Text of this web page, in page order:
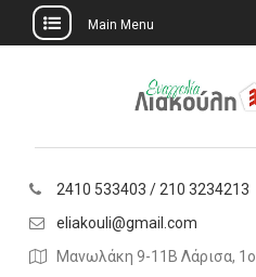
Main Menu
2410 533403 / 210 3234213
eliakouli@gmail.com
Μανωλάκη 9-11Β Λάρισα,